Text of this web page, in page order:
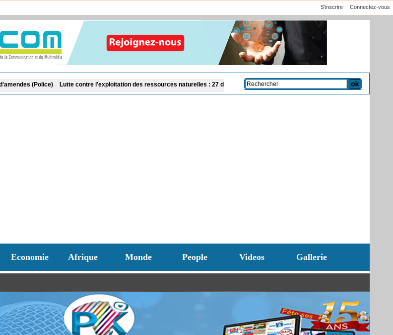
Connectez-vous
S'inscrire
contre l'exploitation des ressources naturelles : 27 dragues détruites sur la Falémé CAN féminine 2026 : le Cameroun et le Ghana
Economie Afrique Monde People Videos Gallerie